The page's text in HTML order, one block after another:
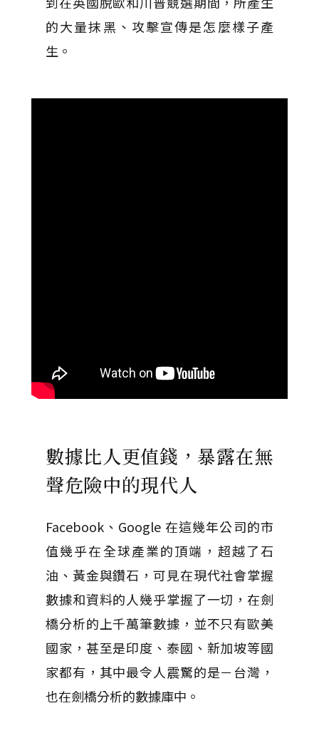
的大量抹黑、攻擊宣傳是怎麼樣子產
生。
數據比人更值錢，暴露在無
聲危險中的現代人
Facebook、Google 在這幾年公司的市
值幾乎在全球產業的頂端，超越了石
油、黃金與鑽石，可見在現代社會掌握
數據和資料的人幾乎掌握了一切，在劍
橋分析的上千萬筆數據，並不只有歐美
國家，甚至是印度、泰國、新加坡等國
家都有，其中最令人震驚的是－台灣，
也在劍橋分析的數據庫中。